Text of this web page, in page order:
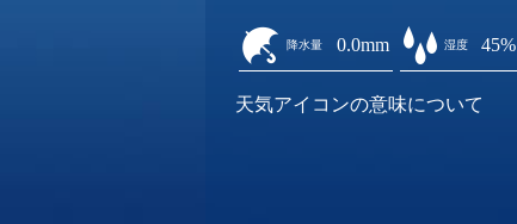
降水量 0.0mm 湿度 45%
天気アイコンの意味について